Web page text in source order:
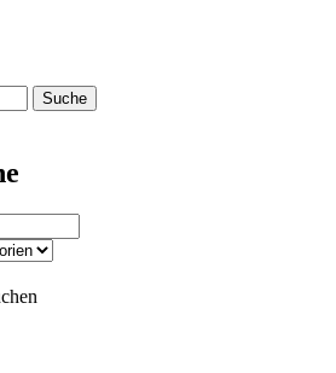
Suche